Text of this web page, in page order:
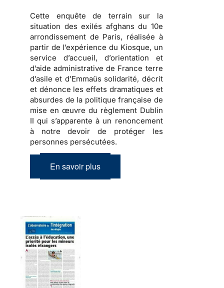
Cette enquête de terrain sur la
situation des exilés afghans du 10e
arrondissement de Paris, réalisée à
partir de l’expérience du Kiosque, un
service d’accueil, d’orientation et
d’aide administrative de France terre
d’asile et d’Emmaüs solidarité, décrit
et dénonce les effets dramatiques et
absurdes de la politique française de
mise en œuvre du règlement Dublin
II qui s’apparente à un renoncement
à notre devoir de protéger les
personnes persécutées.
En savoir plus